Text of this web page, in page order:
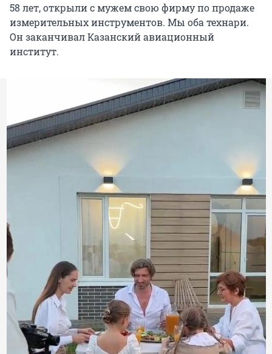
58 лет, открыли с мужем свою фирму по продаже
измерительных инструментов. Мы оба технари.
Он заканчивал Казанский авиационный
институт.